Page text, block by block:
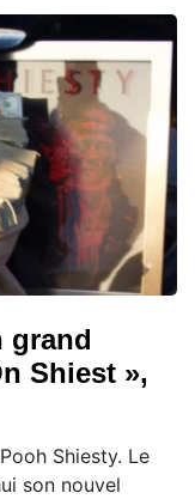
grand
Shiest »,
Shiesty. Le
son nouvel